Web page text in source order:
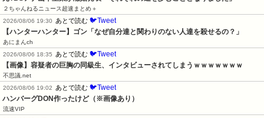
２ちゃんねるニュース超速まとめ＋
2026/08/06 19:30
あとで読む 🐦Tweet
【ハンターハンター】ゴン「なぜ自分達と関わりのない人達を殺せるの？」
あにまんch
2026/08/06 18:35
あとで読む 🐦Tweet
【画像】容疑者の巨胸の同級生、インタビューされてしまうｗｗｗｗｗｗｗ
不思議.net
2026/08/06 19:02
あとで読む 🐦Tweet
ハンバーグDON作ったけど（※画像あり）
流速VIP